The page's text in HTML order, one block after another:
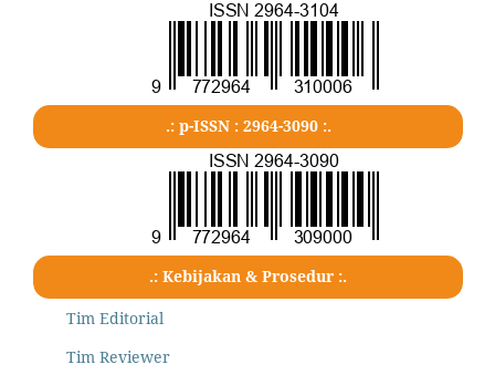
.: p-ISSN : 2964-3090 :.
.: Kebijakan & Prosedur :.
Tim Editorial
Tim Reviewer